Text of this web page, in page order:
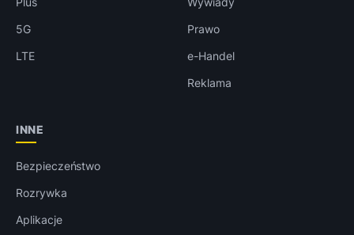
5G
LTE
Prawo
e-Handel
Reklama
INNE
Bezpieczeństwo
Rozrywka
Aplikacje